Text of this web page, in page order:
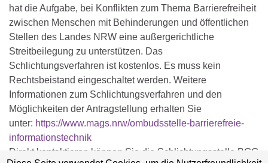
hat die Aufgabe, bei Konflikten zum Thema Barrierefreiheit
zwischen Menschen mit Behinderungen und öffentlichen
Stellen des Landes NRW eine außergerichtliche
Streitbeilegung zu unterstützen. Das
Schlichtungsverfahren ist kostenlos. Es muss kein
Rechtsbeistand eingeschaltet werden. Weitere
Informationen zum Schlichtungsverfahren und den
Möglichkeiten der Antragstellung erhalten Sie
unter: https://www.mags.nrw/ombudsstelle-barrierefreie-
informationstechnik
Direkt kontaktieren können Sie die Schlichtungsstelle BGG